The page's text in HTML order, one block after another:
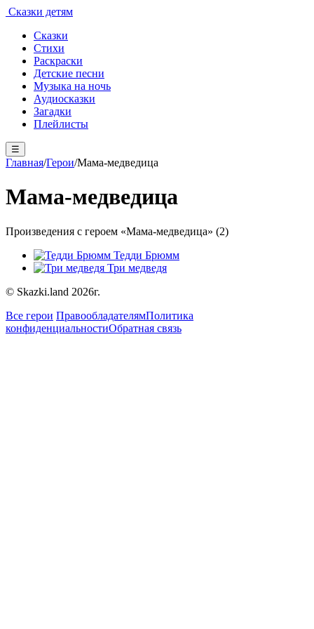
Сказки детям
Сказки
Стихи
Раскраски
Детские песни
Музыка на ночь
Аудиосказки
Загадки
Плейлисты
☰
Главная/Герои/Мама-медведица
Мама-медведица
Произведения с героем «Мама-медведица» (2)
Тедди Брюмм
Три медведя
© Skazki.land 2026г.
Все герои ПравообладателямПолитика
конфиденциальностиОбратная связь